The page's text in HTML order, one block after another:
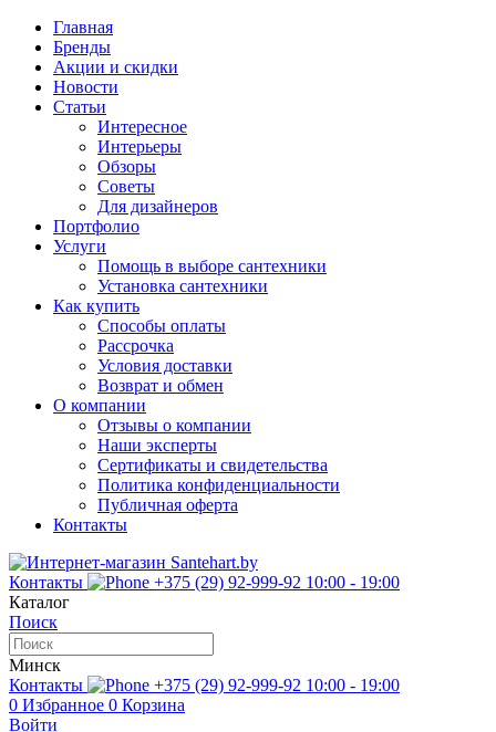
Главная
Бренды
Акции и скидки
Новости
Статьи
Интересное
Интерьеры
Обзоры
Советы
Для дизайнеров
Портфолио
Услуги
Помощь в выборе сантехники
Установка сантехники
Как купить
Способы оплаты
Рассрочка
Условия доставки
Возврат и обмен
О компании
Отзывы о компании
Наши эксперты
Сертификаты и свидетельства
Политика конфиденциальности
Публичная оферта
Контакты
Контакты +375 (29) 92-999-92 10:00 - 19:00
Каталог
Поиск
Минск
Контакты
+375 (29) 92-999-92 10:00 - 19:00
0 Избранное 0 Корзина
Войти